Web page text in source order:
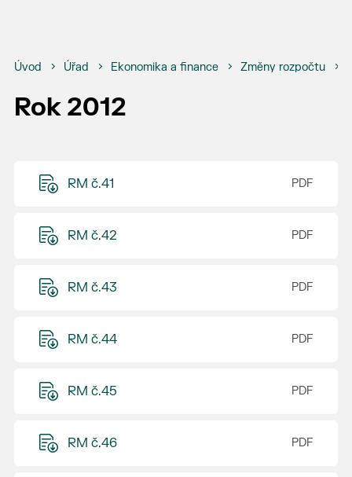
Úvod Úřad Ekonomika a finance Změny rozpočtu
Rok 2012
RM č.41
RM č.42
RM č.43
RM č.44
RM č.45
RM č.46